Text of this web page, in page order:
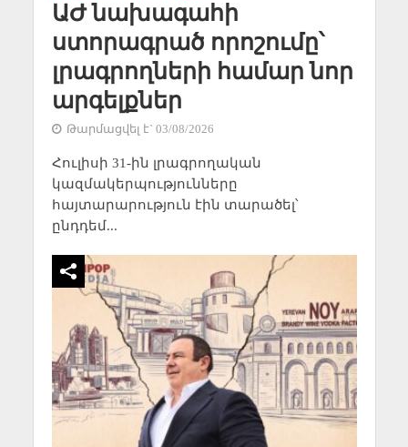
ԱԺ նախագահի
ստորագրած որոշումը՝
լրագրողների համար նոր
արգելքներ
Թարմացվել է` 03/08/2026
Հուլիսի 31-ին լրագրողական
կազմակերպությունները
հայտարարություն էին տարածել՝
ընդդեմ...